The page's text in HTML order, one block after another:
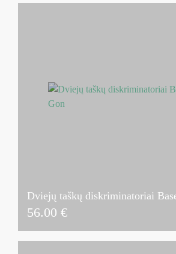
Dviejų taškų diskriminatoriai
56.00 €